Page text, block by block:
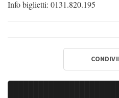
Info biglietti: 0131.820.195